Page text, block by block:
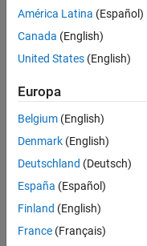
Technical Writing
User Experience
Web Applications and
es
keine
offenen
Stellen,
Ihren
Suchkriterien
entsprechen.
können
die
Suchkriterien
weiter
fassen
América Latina (Español)
Canada (English)
United States (English)
Europa
Belgium (English)
Denmark (English)
Deutschland (Deutsch)
España (Español)
Finland (English)
France (Français)